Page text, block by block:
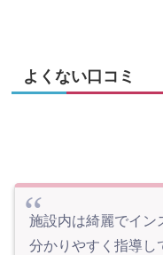
よくない口コミ
施設内は綺麗でイン
分かりやすく指導し